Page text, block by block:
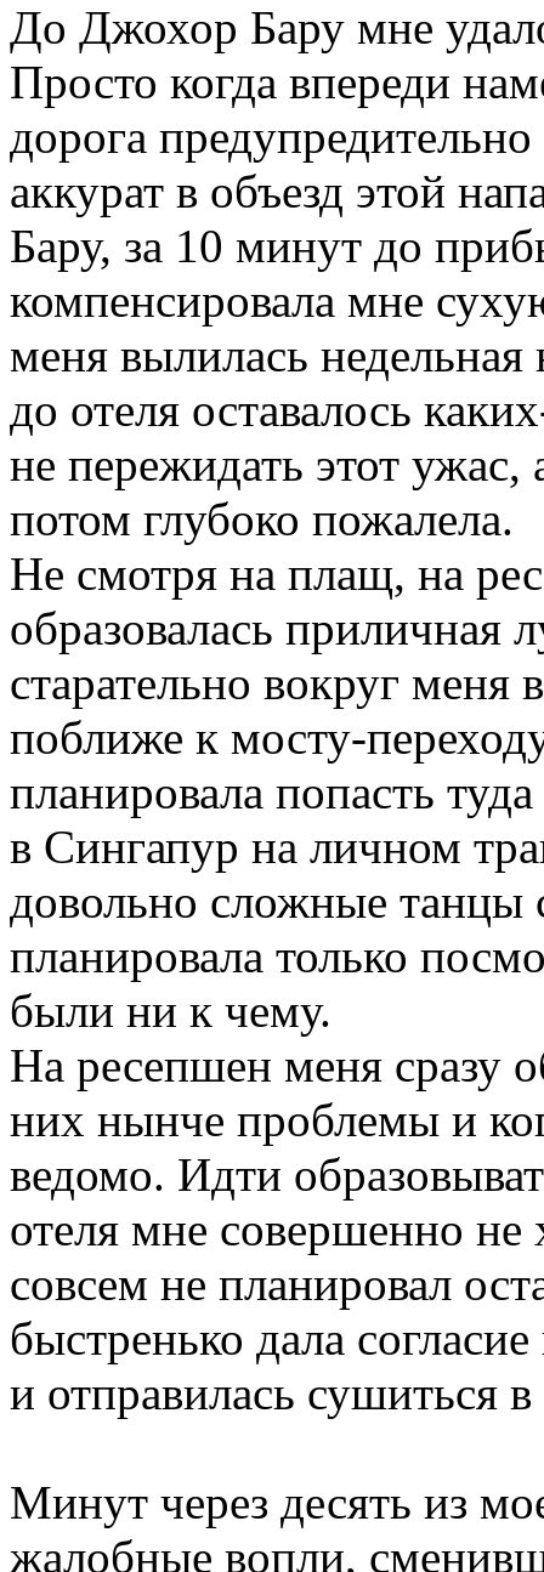
До Джохор Бару мне
Просто когда впереди
дорога
аккурат в объезд этой
Бару, за 10 минут до
компенсировала мне
меня вылилась
до отеля оставалось
не пережидать этот
потом глубоко пожалела.
Не смотря на плащ, на
образовалась приличная
старательно вокруг
поближе к мосту-
планировала попасть
в Сингапур на личном
довольно сложные танцы
планировала только
были ни к чему.
На ресепшен меня сразу
них нынче проблемы и
ведомо. Идти
отеля мне совершенно не
совсем не планировал
быстренько дала
и отправилась сушиться
Минут через десять из
жалобные вопли,